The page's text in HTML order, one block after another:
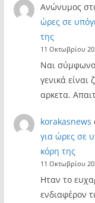
Ανώνυμος
ώρες σε
της
11 Οκτωβρίου
Ναι
γενικά είναι
αρκετα.
korakasnews
για ώρες σε
κόρη της
11 Οκτωβρίου
Ηταν το
ενδιαφέρον